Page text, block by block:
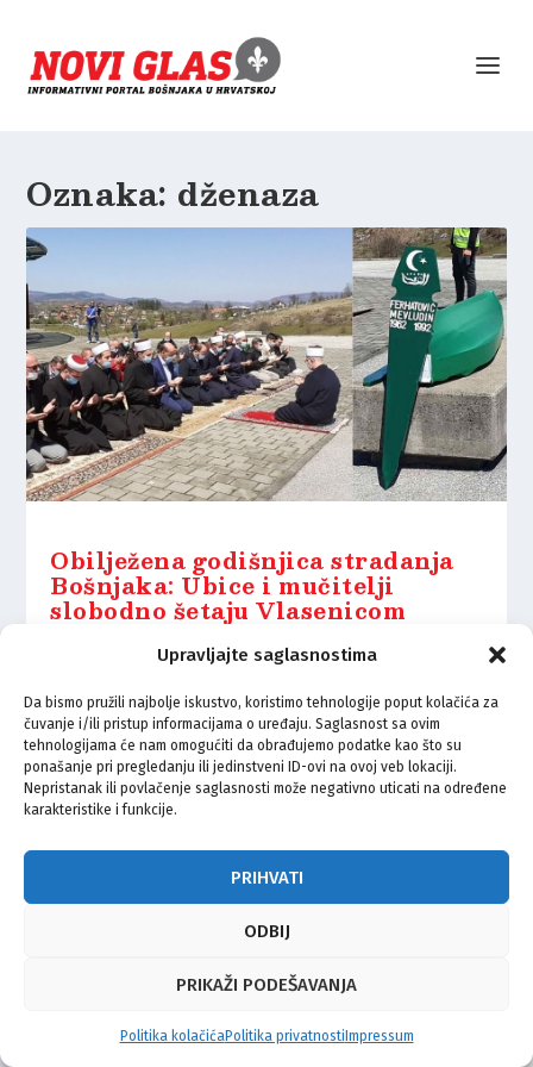
Upravljajte saglasnostima
Da bismo pružili najbolje iskustvo, koristimo tehnologije poput kolačića za
čuvanje i/ili pristup informacijama o uređaju. Saglasnost sa ovim
tehnologijama će nam omogućiti da obrađujemo podatke kao što su
ponašanje pri pregledanju ili jedinstveni ID-ovi na ovoj veb lokaciji.
Nepristanak ili povlačenje saglasnosti može negativno uticati na određene
karakteristike i funkcije.
PRIHVATI
ODBIJ
PRIKAŽI PODEŠAVANJA
Politika kolačićaPolitika privatnosti Impressum
Oznaka: dženaza
Obilježena godišnjica stradanja
Bošnjaka: Ubice i mučitelji
slobodno šetaju Vlasenicom
© Vijeće bošnjačke nacionalne manjine Grada Zagreba 2026